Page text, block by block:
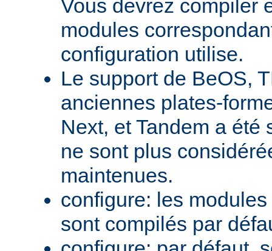
Vous devrez compiler
modules
configuration utilise.
Le support de BeOS,
anciennes plates-
Next, et Tandem a été
ne sont plus
maintenues.
configure: les
sont compilés par